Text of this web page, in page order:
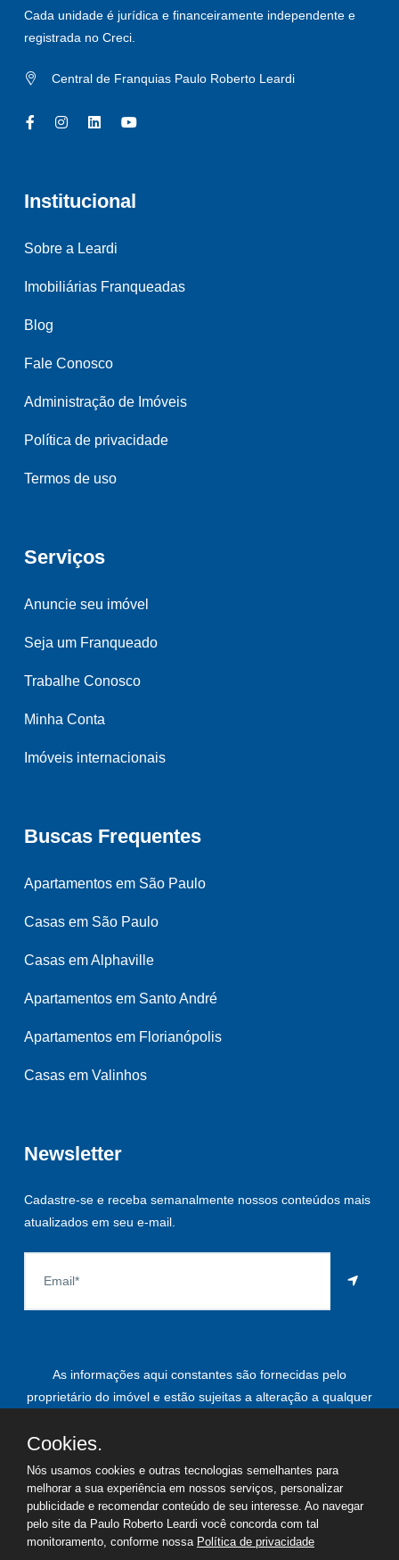
Cada unidade é jurídica e financeiramente independente e
registrada no Creci.
Central de Franquias Paulo Roberto Leardi
Institucional
Sobre a Leardi
Imobiliárias Franqueadas
Blog
Fale Conosco
Administração de Imóveis
Política de privacidade
Termos de uso
Serviços
Anuncie seu imóvel
Seja um Franqueado
Trabalhe Conosco
Minha Conta
Imóveis internacionais
Buscas Frequentes
Apartamentos em São Paulo
Casas em São Paulo
Casas em Alphaville
Apartamentos em Santo André
Apartamentos em Florianópolis
Casas em Valinhos
Newsletter
Cadastre-se e receba semanalmente nossos conteúdos mais
atualizados em seu e-mail.
As informações aqui constantes são fornecidas pelo
proprietário do imóvel e estão sujeitas a alteração a qualquer
© 2026
Copyright - Paulo Roberto Leardi | Todos os direitos
reservados
Cookies.
Nós usamos cookies e outras tecnologias semelhantes para
melhorar a sua experiência em nossos serviços, personalizar
publicidade e recomendar conteúdo de seu interesse. Ao navegar
pelo site da Paulo Roberto Leardi você concorda com tal
monitoramento, conforme nossa Política de privacidade